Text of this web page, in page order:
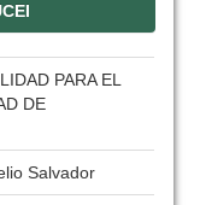
PARA EL
DE
Salvador